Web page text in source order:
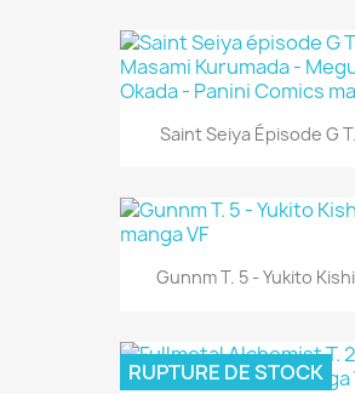
Saint Seiya Épisode G
Gunnm T. 5 - Yukito
RUPTURE DE STOCK